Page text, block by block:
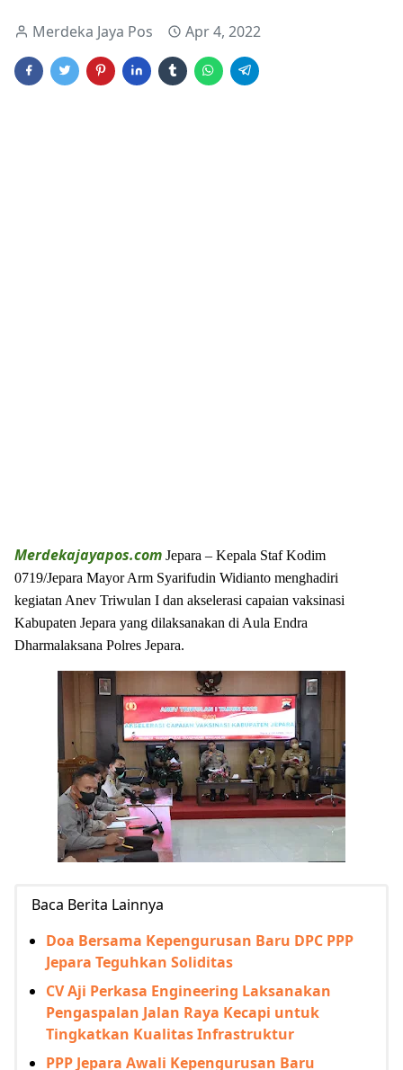
Merdeka Jaya Pos Apr 4, 2022
Merdekajayapos.com Jepara – Kepala Staf Kodim
0719/Jepara Mayor Arm Syarifudin Widianto menghadiri
kegiatan Anev Triwulan I dan akselerasi capaian vaksinasi
Kabupaten Jepara yang dilaksanakan di Aula Endra
Dharmalaksana Polres Jepara.
Baca Berita Lainnya
Doa Bersama Kepengurusan Baru DPC PPP
Jepara Teguhkan Soliditas
CV Aji Perkasa Engineering Laksanakan
Pengaspalan Jalan Raya Kecapi untuk
Tingkatkan Kualitas Infrastruktur
PPP Jepara Awali Kepengurusan Baru